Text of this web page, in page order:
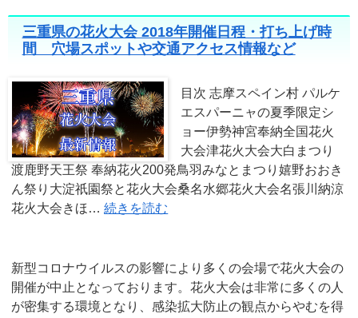
三重県の花火大会 2018年開催日程・打ち上げ時
間 穴場スポットや交通アクセス情報など
目次 志摩スペイン村 パルケ
エスパーニャの夏季限定シ
ョー伊勢神宮奉納全国花火
大会津花火大会大白まつり
渡鹿野天王祭 奉納花火200発鳥羽みなとまつり嬉野おおき
ん祭り大淀祇園祭と花火大会桑名水郷花火大会名張川納涼
花火大会きほ…続きを読む
新型コロナウイルスの影響により多くの会場で花火大会の
開催が中止となっております。花火大会は非常に多くの人
が密集する環境となり、感染拡大防止の観点からやむを得